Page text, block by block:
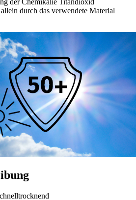
der Chemikalie Titandioxid
durch das verwendete Material